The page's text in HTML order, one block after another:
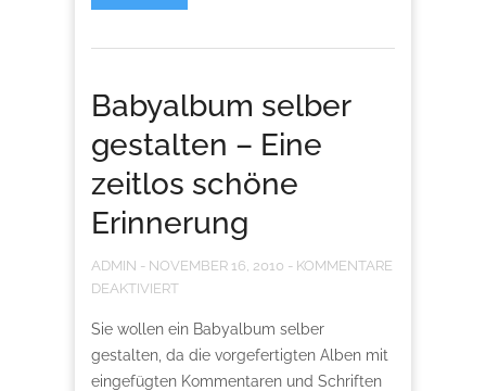
Babyalbum selber
gestalten – Eine
zeitlos schöne
Erinnerung
ADMIN - NOVEMBER 16, 2010 - KOMMENTARE
DEAKTIVIERT
Sie wollen ein Babyalbum selber
gestalten, da die vorgefertigten Alben mit
eingefügten Kommentaren und Schriften